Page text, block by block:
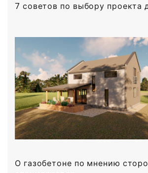
7 советов по выбору проекта
О газобетоне по мнению